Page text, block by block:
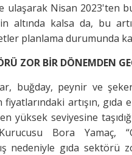
ulaşarak Nisan 2023'ten
altında kalsa da, bu
planlama durumunda
ZOR BİR DÖNEMDEN
buğday, peynir ve
fiyatlarındaki artışın, gıda
yüksek seviyesine
Bora Yamaç,
nedeniyle gıda sektörü